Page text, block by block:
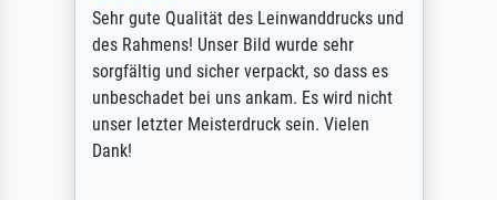
Sehr gute Qualität des Leinwanddrucks und
des Rahmens! Unser Bild wurde sehr
sorgfältig und sicher verpackt, so dass es
unbeschadet bei uns ankam. Es wird nicht
unser letzter Meisterdruck sein. Vielen
Dank!